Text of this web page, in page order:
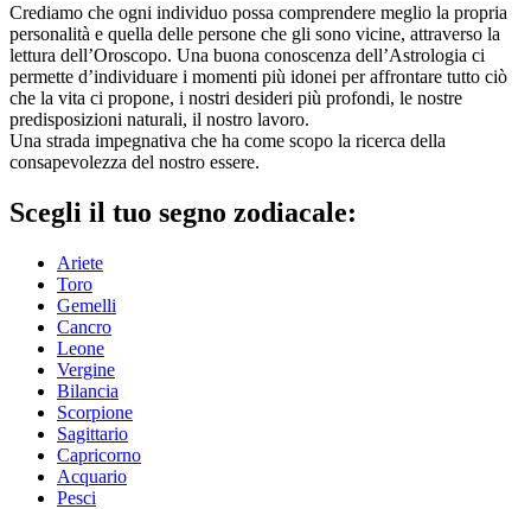
Crediamo che ogni individuo possa comprendere meglio la propria
personalità e quella delle persone che gli sono vicine, attraverso la
lettura dell’Oroscopo. Una buona conoscenza dell’Astrologia ci
permette d’individuare i momenti più idonei per affrontare tutto ciò
che la vita ci propone, i nostri desideri più profondi, le nostre
predisposizioni naturali, il nostro lavoro.
Una strada impegnativa che ha come scopo la ricerca della
consapevolezza del nostro essere.
Scegli il tuo segno zodiacale:
Ariete
Toro
Gemelli
Cancro
Leone
Vergine
Bilancia
Scorpione
Sagittario
Capricorno
Acquario
Pesci